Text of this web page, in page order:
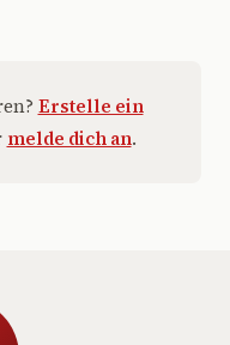
Erstelle ein
melde dich an.